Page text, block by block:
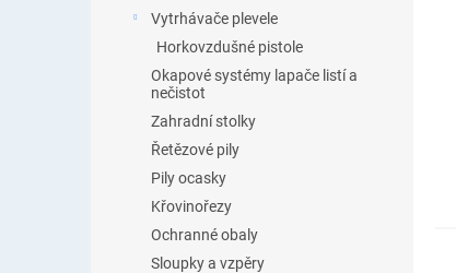
Vytrhávače plevele
Horkovzdušné pistole
Okapové systémy lapače listí a
nečistot
Zahradní stolky
Řetězové pily
Pily ocasky
Křovinořezy
Ochranné obaly
Sloupky a vzpěry